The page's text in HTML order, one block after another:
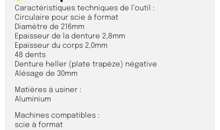
Caractéristiques techniques de l’outil :
Circulaire pour scie à format
Diamètre de 216mm
Epaisseur de la denture 2,8mm
Epaisseur du corps 2,0mm
48 dents
Denture heller (plate trapèze) négative
Alésage de 30mm
Matières à usiner :
Aluminium
Machines compatibles :
scie à format